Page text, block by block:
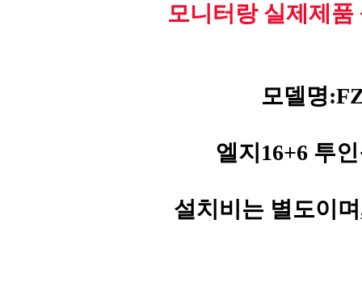
모니터랑 실제제
모델명
엘지16+6 투
설치비는 별도이